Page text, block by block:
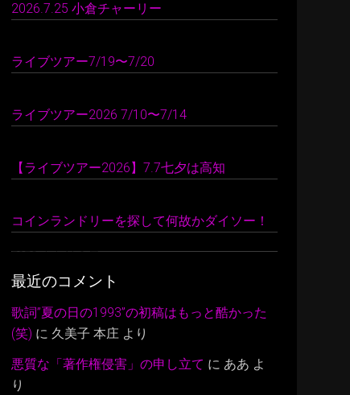
2026.7.25 小倉チャーリー
ライブツアー7/19〜7/20
ライブツアー2026 7/10〜7/14
【ライブツアー2026】7.7七夕は高知
コインランドリーを探して何故かダイソー！
2026 年 7 月 9 日
最近のコメント
歌詞”夏の日の1993”の初稿はもっと酷かった
(笑) に 久美子 本庄 より
悪質な「著作権侵害」の申し立て に ああ よ
り